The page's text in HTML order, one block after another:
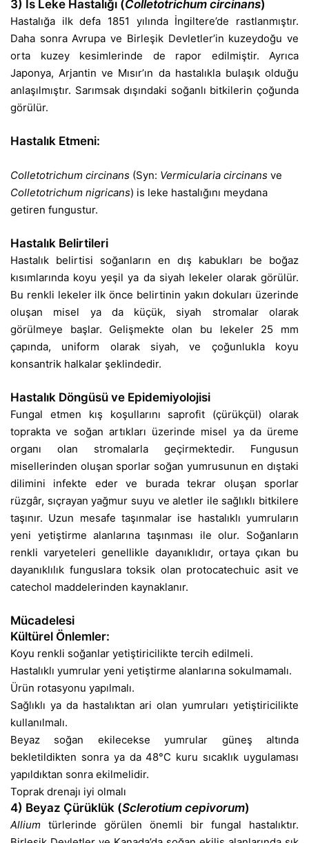
3) İs Leke Hastalığı (Colletotrichum circinans)
Hastalığa ilk defa 1851 yılında İngiltere’de rastlanmıştır.
Daha sonra Avrupa ve Birleşik Devletler’in kuzeydoğu ve
orta kuzey kesimlerinde de rapor edilmiştir. Ayrıca
Japonya, Arjantin ve Mısır’ın da hastalıkla bulaşık olduğu
anlaşılmıştır. Sarımsak dışındaki soğanlı bitkilerin çoğunda
görülür.
Hastalık Etmeni:
Colletotrichum circinans (Syn: Vermicularia circinans ve
Colletotrichum nigricans) is leke hastalığını meydana
getiren fungustur.
Hastalık Belirtileri
Hastalık belirtisi soğanların en dış kabukları be boğaz
kısımlarında koyu yeşil ya da siyah lekeler olarak görülür.
Bu renkli lekeler ilk önce belirtinin yakın dokuları üzerinde
oluşan misel ya da küçük, siyah stromalar olarak
görülmeye başlar. Gelişmekte olan bu lekeler 25 mm
çapında, uniform olarak siyah, ve çoğunlukla koyu
konsantrik halkalar şeklindedir.
Hastalık Döngüsü ve Epidemiyolojisi
Fungal etmen kış koşullarını saprofit (çürükçül) olarak
toprakta ve soğan artıkları üzerinde misel ya da üreme
organı olan stromalarla geçirmektedir. Fungusun
misellerinden oluşan sporlar soğan yumrusunun en dıştaki
dilimini infekte eder ve burada tekrar oluşan sporlar
rüzgâr, sıçrayan yağmur suyu ve aletler ile sağlıklı bitkilere
taşınır. Uzun mesafe taşınmalar ise hastalıklı yumruların
yeni yetiştirme alanlarına taşınması ile olur. Soğanların
renkli varyeteleri genellikle dayanıklıdır, ortaya çıkan bu
dayanıklılık funguslara toksik olan protocatechuic asit ve
catechol maddelerinden kaynaklanır.
Mücadelesi
Kültürel Önlemler:
Koyu renkli soğanlar yetiştiricilikte tercih edilmeli.
Hastalıklı yumrular yeni yetiştirme alanlarına sokulmamalı.
Ürün rotasyonu yapılmalı.
Sağlıklı ya da hastalıktan ari olan yumruları yetiştiricilikte
kullanılmalı.
Beyaz soğan ekilecekse yumrular güneş altında
bekletildikten sonra ya da 48°C kuru sıcaklık uygulaması
yapıldıktan sonra ekilmelidir.
Toprak drenajı iyi olmalı
4) Beyaz Çürüklük (Sclerotium cepivorum)
Allium türlerinde görülen önemli bir fungal hastalıktır.